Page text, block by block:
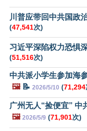
川普应带回中共国政
(47,541次)
习近平深陷权力恐惧
(51,516次)
中共派小学生参加海
🖼️📝 2026/5/10 (71,294
广州无人“捡便宜” 中
🖼️ 2026/5/9 (71,901次)